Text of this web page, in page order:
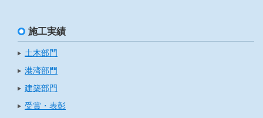
施工実績
土木部門
港湾部門
建築部門
受賞・表彰